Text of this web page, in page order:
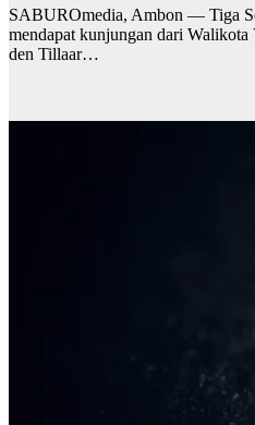
SABUROmedia, Ambon — Tiga
mendapat kunjungan dari
den Tillaar…